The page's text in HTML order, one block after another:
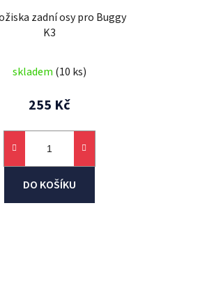
zadní osy pro Buggy
K3
skladem (10 ks)
255 Kč
DO KOŠÍKU